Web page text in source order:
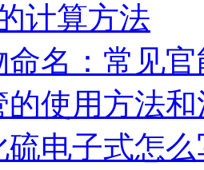
计算方法
命名：常见
的使用方法
硫电子式怎